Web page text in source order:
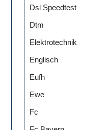
Dsl Speedtest
Dtm
Elektrotechnik
Englisch
Eufh
Ewe
Fc